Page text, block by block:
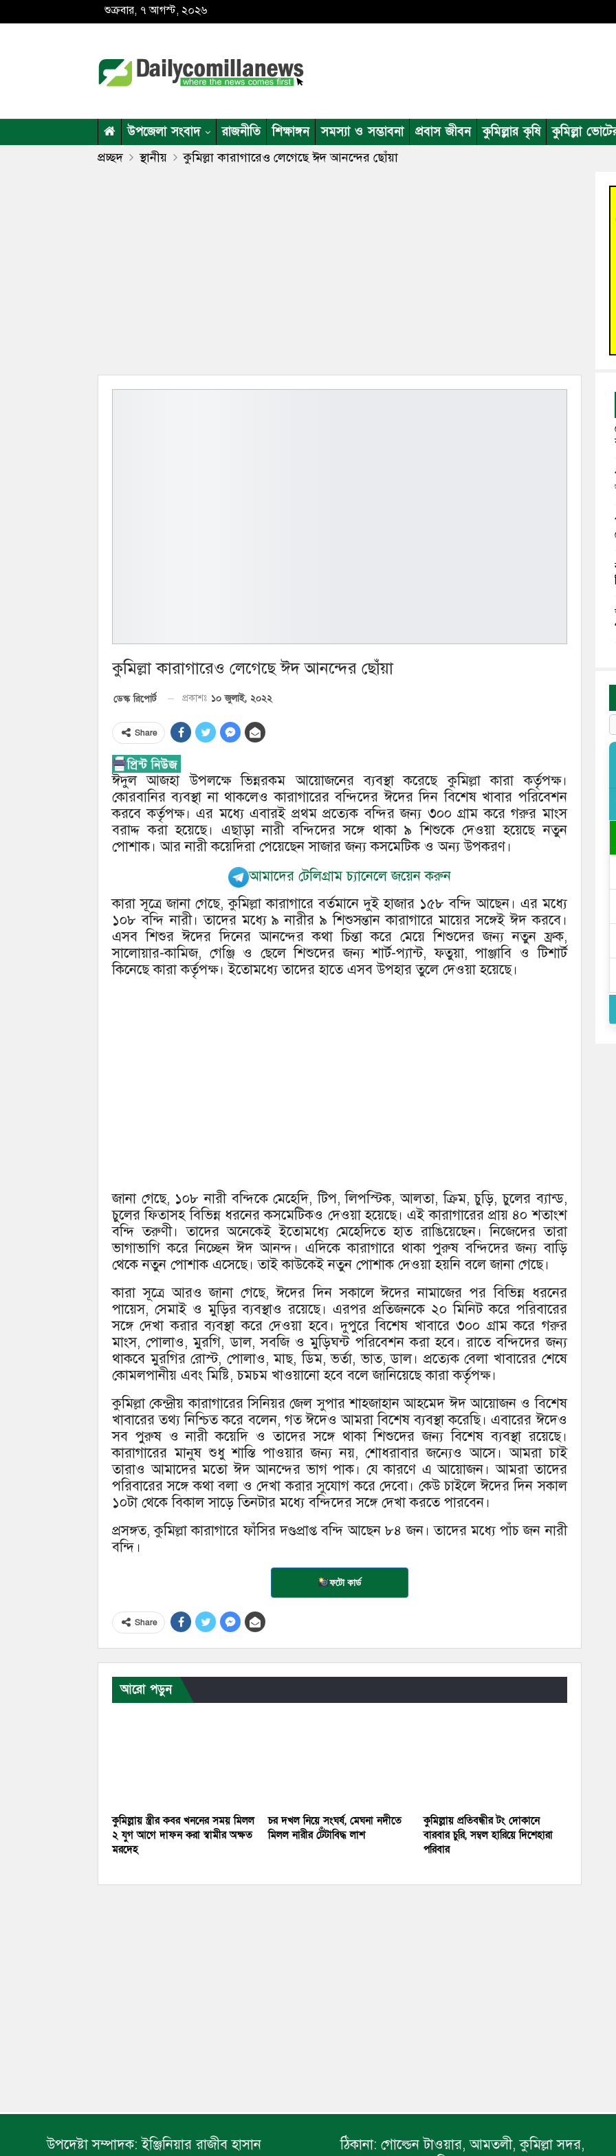
শুক্রবার, ৭ আগস্ট, ২০২৬
উপজেলা সংবাদ রাজনীতি শিক্ষাঙ্গন সমস্যা ও সম্ভাবনা প্রবাস জীবন কুমিল্লার কৃষি কুমিল্লা
প্রচ্ছদ স্থানীয় কুমিল্লা কারাগারেও লেগেছে ঈদ আনন্দের ছোঁয়া
কুমিল্লা কারাগারেও লেগেছে ঈদ আনন্দের ছোঁয়া
ডেস্ক রিপোর্ট প্রকাশঃ ১০ জুলাই, ২০২২
Share
ঈদুল আজহা উপলক্ষে ভিন্নরকম আয়োজনের ব্যবস্থা করেছে কুমিল্লা কারা কর্তৃপক্ষ।
কোরবানির ব্যবস্থা না থাকলেও কারাগারের বন্দিদের ঈদের দিন বিশেষ খাবার পরিবেশন
করবে কর্তৃপক্ষ। এর মধ্যে এবারই প্রথম প্রত্যেক বন্দির জন্য ৩০০ গ্রাম করে গরুর মাংস
বরাদ্দ করা হয়েছে। এছাড়া নারী বন্দিদের সঙ্গে থাকা ৯ শিশুকে দেওয়া হয়েছে নতুন
পোশাক। আর নারী কয়েদিরা পেয়েছেন সাজার জন্য কসমেটিক ও অন্য উপকরণ।
আমাদের টেলিগ্রাম চ্যানেলে জয়েন করুন
কারা সূত্রে জানা গেছে, কুমিল্লা কারাগারে বর্তমানে দুই হাজার ১৫৮ বন্দি আছেন। এর মধ্যে
১০৮ বন্দি নারী। তাদের মধ্যে ৯ নারীর ৯ শিশুসন্তান কারাগারে মায়ের সঙ্গেই ঈদ করবে।
এসব শিশুর ঈদের দিনের আনন্দের কথা চিন্তা করে মেয়ে শিশুদের জন্য নতুন ফ্রক,
সালোয়ার-কামিজ, গেঞ্জি ও ছেলে শিশুদের জন্য শার্ট-প্যান্ট, ফতুয়া, পাঞ্জাবি ও টিশার্ট
কিনেছে কারা কর্তৃপক্ষ। ইতোমধ্যে তাদের হাতে এসব উপহার তুলে দেওয়া হয়েছে।
জানা গেছে, ১০৮ নারী বন্দিকে মেহেদি, টিপ, লিপস্টিক, আলতা, ক্রিম, চুড়ি, চুলের ব্যান্ড,
চুলের ফিতাসহ বিভিন্ন ধরনের কসমেটিকও দেওয়া হয়েছে। এই কারাগারের প্রায় ৪০ শতাংশ
বন্দি তরুণী। তাদের অনেকেই ইতোমধ্যে মেহেদিতে হাত রাঙিয়েছেন। নিজেদের তারা
ভাগাভাগি করে নিচ্ছেন ঈদ আনন্দ। এদিকে কারাগারে থাকা পুরুষ বন্দিদের জন্য বাড়ি
থেকে নতুন পোশাক এসেছে। তাই কাউকেই নতুন পোশাক দেওয়া হয়নি বলে জানা গেছে।
কারা সূত্রে আরও জানা গেছে, ঈদের দিন সকালে ঈদের নামাজের পর বিভিন্ন ধরনের
পায়েস, সেমাই ও মুড়ির ব্যবস্থাও রয়েছে। এরপর প্রতিজনকে ২০ মিনিট করে পরিবারের
সঙ্গে দেখা করার ব্যবস্থা করে দেওয়া হবে। দুপুরে বিশেষ খাবারে ৩০০ গ্রাম করে গরুর
মাংস, পোলাও, মুরগি, ডাল, সবজি ও মুড়িঘন্ট পরিবেশন করা হবে। রাতে বন্দিদের জন্য
থাকবে মুরগির রোস্ট, পোলাও, মাছ, ডিম, ভর্তা, ভাত, ডাল। প্রত্যেক বেলা খাবারের শেষে
কোমলপানীয় এবং মিষ্টি, চমচম খাওয়ানো হবে বলে জানিয়েছে কারা কর্তৃপক্ষ।
কুমিল্লা কেন্দ্রীয় কারাগারের সিনিয়র জেল সুপার শাহজাহান আহমেদ ঈদ আয়োজন ও বিশেষ
খাবারের তথ্য নিশ্চিত করে বলেন, গত ঈদেও আমরা বিশেষ ব্যবস্থা করেছি। এবারের ঈদেও
সব পুরুষ ও নারী কয়েদি ও তাদের সঙ্গে থাকা শিশুদের জন্য বিশেষ ব্যবস্থা রয়েছে।
কারাগারের মানুষ শুধু শাস্তি পাওয়ার জন্য নয়, শোধরাবার জন্যেও আসে। আমরা চাই
তারাও আমাদের মতো ঈদ আনন্দের ভাগ পাক। যে কারণে এ আয়োজন। আমরা তাদের
পরিবারের সঙ্গে কথা বলা ও দেখা করার সুযোগ করে দেবো। কেউ চাইলে ঈদের দিন সকাল
১০টা থেকে বিকাল সাড়ে তিনটার মধ্যে বন্দিদের সঙ্গে দেখা করতে পারবেন।
প্রসঙ্গত, কুমিল্লা কারাগারে ফাঁসির দণ্ডপ্রাপ্ত বন্দি আছেন ৮৪ জন। তাদের মধ্যে পাঁচ জন নারী
বন্দি।
ফটো কার্ড
Share
আরো পড়ুন
কুমিল্লায় স্ত্রীর কবর খননের সময় মিলল
২ যুগ আগে দাফন করা স্বামীর অক্ষত
মরদেহ
চর দখল নিয়ে সংঘর্ষ, মেঘনা নদীতে
মিলল নারীর টেঁটাবিদ্ধ লাশ
কুমিল্লায় প্রতিবন্ধীর টং দোকানে
বারবার চুরি, সম্বল হারিয়ে দিশেহারা
পরিবার
উপদেষ্টা সম্পাদক: ইঞ্জিনিয়ার রাজীব হাসান
ঠিকানা: গোল্ডেন টাওয়ার, আমতলী, কুমিল্লা সদর,